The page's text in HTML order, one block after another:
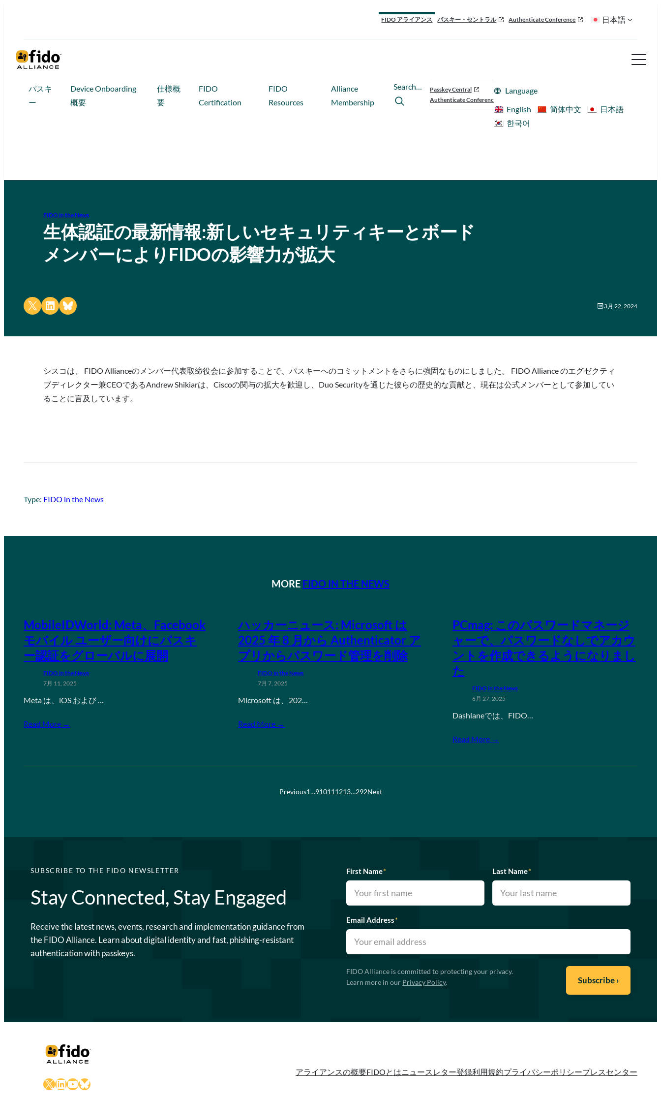
FIDO アライアンス パスキー・セントラル Authenticate Conference 日本語
パスキ
ー
Device Onboarding
概要
仕様概
要
FIDO
Certification
FIDO
Resources
Alliance
Membership
Search…
Passkey Central
Authenticate Conference
Language
English
简体中文
日本語
한국어
FIDO in the News
生体認証の最新情報:新しいセキュリティキーとボード
メンバーによりFIDOの影響力が拡大
Share on X Share on LinkedIn
Share on Bluesky 3月 22, 2024
シスコは、 FIDO Allianceのメンバー代表取締役会に参加することで、パスキーへのコミットメントをさらに強固なものにしました。 FIDO Alliance のエグゼクティ
ブディレクター兼CEOであるAndrew Shikiarは、Ciscoの関与の拡大を歓迎し、Duo Securityを通じた彼らの歴史的な貢献と、現在は公式メンバーとして参加してい
ることに言及しています。
Type: FIDO in the News
MORE FIDO IN THE NEWS
MobileIDWorld: Meta、Facebook
モバイル ユーザー向けにパスキ
ー認証をグローバルに展開
FIDO in the News
7月 11, 2025
Meta は、iOS および …
Read More →
ハッカーニュース: Microsoft は
2025 年 8 月から Authenticator ア
プリからパスワード管理を削除
FIDO in the News
7月 7, 2025
Microsoft は、202…
Read More →
PCmag: このパスワードマネージ
ャーで、パスワードなしでアカウ
ントを作成できるようになりまし
た
FIDO in the News
6月 27, 2025
Dashlaneでは、FIDO…
Read More →
Previous1…910111213…292Next
SUBSCRIBE TO THE FIDO NEWSLETTER
Stay Connected, Stay Engaged
Receive the latest news, events, research and implementation guidance from
the FIDO Alliance. Learn about digital identity and fast, phishing-resistant
authentication with passkeys.
First Name* Last Name*
Email Address*
FIDO Alliance is committed to protecting your privacy.
Learn more in our Privacy Policy.
X LinkedIn
YouTube
Bluesky
アライアンスの概要FIDOとはニュースレター登録利用規約プライバシーポリシープレスセンター